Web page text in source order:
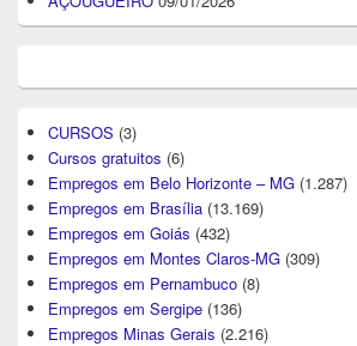
CURSOS (3)
Cursos gratuitos (6)
Empregos em Belo Horizonte – MG (1.287)
Empregos em Brasília (13.169)
Empregos em Goiás (432)
Empregos em Montes Claros-MG (309)
Empregos em Pernambuco (8)
Empregos em Sergipe (136)
Empregos Minas Gerais (2.216)